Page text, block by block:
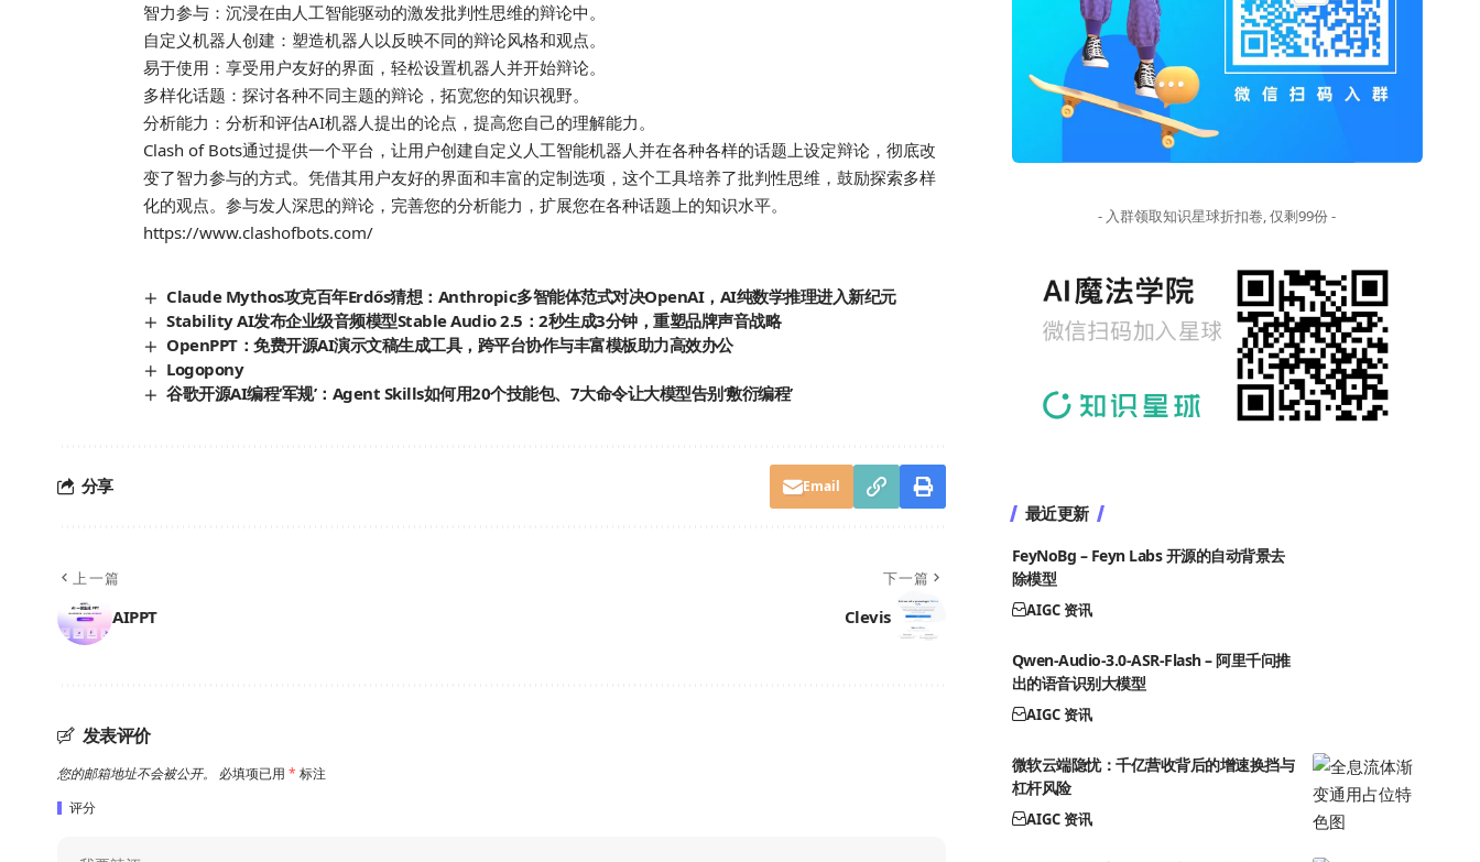
智力参与：沉浸在由人工智能驱动的激发批判性思维的辩论中。
自定义机器人创建：塑造机器人以反映不同的辩论风格和观点。
易于使用：享受用户友好的界面，轻松设置机器人并开始辩论。
多样化话题：探讨各种不同主题的辩论，拓宽您的知识视野。
分析能力：分析和评估AI机器人提出的论点，提高您自己的理解能力。
Clash of Bots通过提供一个平台，让用户创建自定义人工智能机器人并在各种各样的话题上设定辩论，彻底改
变了智力参与的方式。凭借其用户友好的界面和丰富的定制选项，这个工具培养了批判性思维，鼓励探索多样
化的观点。参与发人深思的辩论，完善您的分析能力，扩展您在各种话题上的知识水平。
https://www.clashofbots.com/
Claude Mythos攻克百年Erdős猜想：Anthropic多智能体范式对决OpenAI，AI纯数学推理进入新纪元
Stability AI发布企业级音频模型Stable Audio 2.5：2秒生成3分钟，重塑品牌声音战略
OpenPPT：免费开源AI演示文稿生成工具，跨平台协作与丰富模板助力高效办公
Logopony
谷歌开源AI编程‘军规’：Agent Skills如何用20个技能包、7大命令让大模型告别‘敷衍编程’
分享 Email
上一篇
AIPPT
下一篇
Clevis
发表评价
您的邮箱地址不会被公开。 必填项已用 * 标注
评分
- 入群领取知识星球折扣卷, 仅剩99份 -
最近更新
FeyNoBg – Feyn Labs 开源的自动背景去
除模型
AIGC 资讯
Qwen-Audio-3.0-ASR-Flash – 阿里千问推
出的语音识别大模型
AIGC 资讯
微软云端隐忧：千亿营收背后的增速换挡与
杠杆风险
AIGC 资讯